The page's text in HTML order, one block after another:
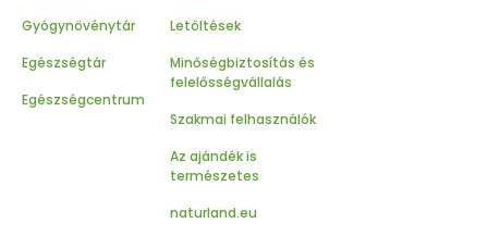
Gyógynövénytár
Egészségtár
Egészségcentrum
Letöltések
Minőségbiztosítás és
felelősségvállalás
Szakmai felhasználók
Az ajándék is
természetes
naturland.eu